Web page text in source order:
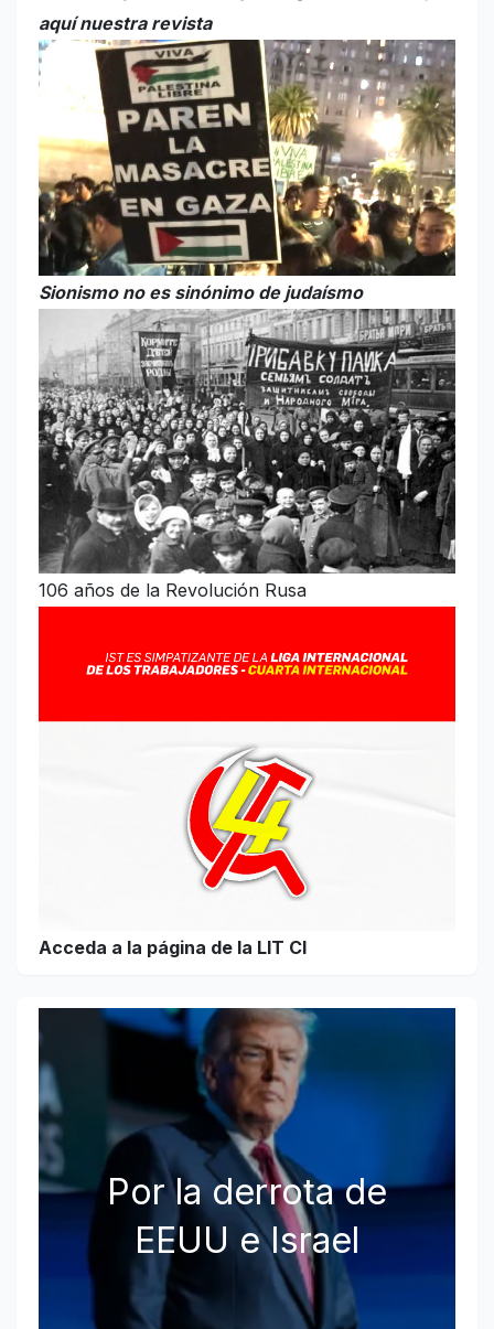
aquí nuestra revista
Sionismo no es sinónimo de judaísmo
106 años de la Revolución Rusa
Acceda a la página de la LIT CI
Por la derrota de
EEUU e Israel